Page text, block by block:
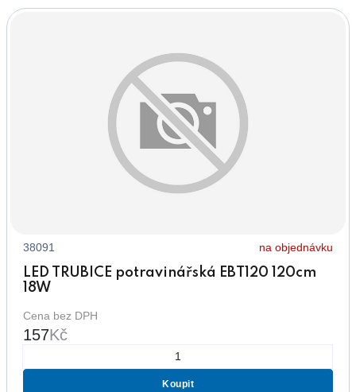
38091 na objednávku
LED TRUBICE potravinářská EBT120 120cm
18W
Cena bez DPH
157Kč
Koupit